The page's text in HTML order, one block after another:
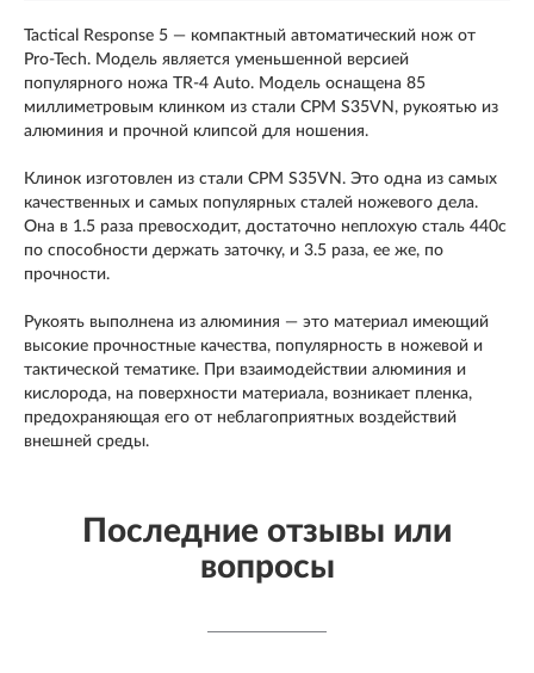
Tactical Response 5 — компактный автоматический нож от
Pro-Tech. Модель является уменьшенной версией
популярного ножа TR-4 Auto. Модель оснащена 85
миллиметровым клинком из стали CPM S35VN, рукоятью из
алюминия и прочной клипсой для ношения.
Клинок изготовлен из стали CPM S35VN. Это одна из самых
качественных и самых популярных сталей ножевого дела.
Она в 1.5 раза превосходит, достаточно неплохую сталь 440с
по способности держать заточку, и 3.5 раза, ее же, по
прочности.
Рукоять выполнена из алюминия — это материал имеющий
высокие прочностные качества, популярность в ножевой и
тактической тематике. При взаимодействии алюминия и
кислорода, на поверхности материала, возникает пленка,
предохраняющая его от неблагоприятных воздействий
внешней среды.
Последние отзывы или
вопросы